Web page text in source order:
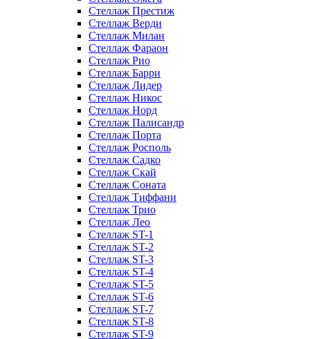
Стеллаж Престиж
Стеллаж Верди
Стеллаж Милан
Стеллаж Фараон
Стеллаж Рио
Стеллаж Барри
Стеллаж Лидер
Стеллаж Никос
Стеллаж Норд
Стеллаж Палисандр
Стеллаж Порта
Стеллаж Росполь
Стеллаж Садко
Стеллаж Скай
Стеллаж Соната
Стеллаж Тиффани
Стеллаж Трио
Стеллаж Лео
Стеллаж ST-1
Стеллаж ST-2
Стеллаж ST-3
Стеллаж ST-4
Стеллаж ST-5
Стеллаж ST-6
Стеллаж ST-7
Стеллаж ST-8
Стеллаж ST-9